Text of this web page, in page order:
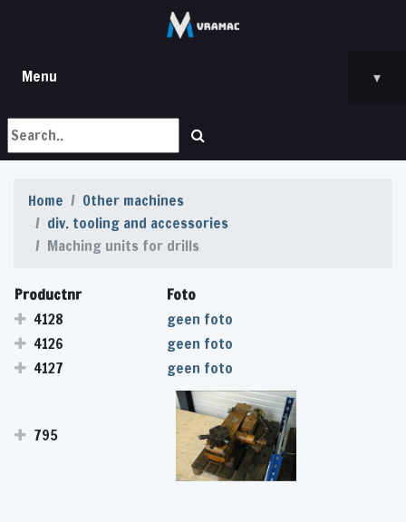
Menu ▾
Home
Other machines
div. tooling and accessories
Maching units for drills
Productnr
Foto
4128
geen foto
4126
geen foto
4127
geen foto
795